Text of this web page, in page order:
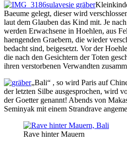
Baeume gelegt, dieser wird
laut dem Glauben das Kind mit. Je
werden Erwachsene in Hoehlen, aus
haengenden Graebern, die wieder
bedacht sind, beigesetzt. Vor der
die nach den Gesichtern der Toten
ihren verstorbenen Verwandten
„Bali“ , so wird Paris auf
der letzten Silbe ausgesprochen, wird
der Goetter genannt! Abends von
Seminyak mit einem Strandrave
Rave hinter Mauern